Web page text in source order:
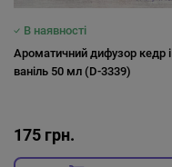
В наявності
Ароматичний дифузор кедр і
ваніль 50 мл (D-3339)
175 грн.